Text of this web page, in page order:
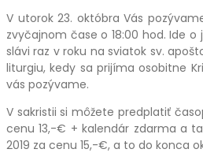
V utorok 23. októbra Vás
zvyčajnom čase o 18:00 hod. Ide
slávi raz v roku na sviatok sv.
liturgiu, kedy sa prijíma osobitne
vás pozývame.
V sakristii si môžete predplatiť
cenu 13,-€ + kalendár zdarma a
2019 za cenu 15,-€, a to do konca